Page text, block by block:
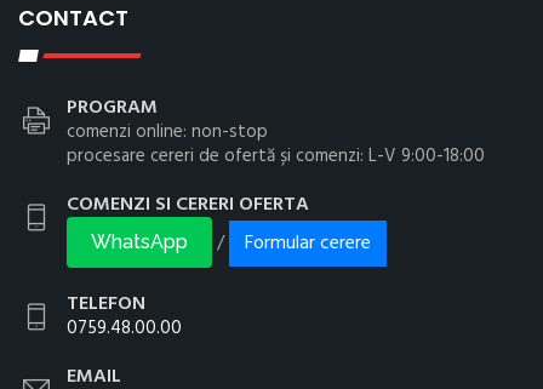
CONTACT
PROGRAM
comenzi online: non-stop
procesare cereri de ofertă și comenzi: L-V 9:00-18:00
COMENZI SI CERERI OFERTA
WhatsApp /
Formular cerere
TELEFON
0759.48.00.00
EMAIL